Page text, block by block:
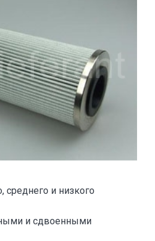
и низкого
и сдвоенными